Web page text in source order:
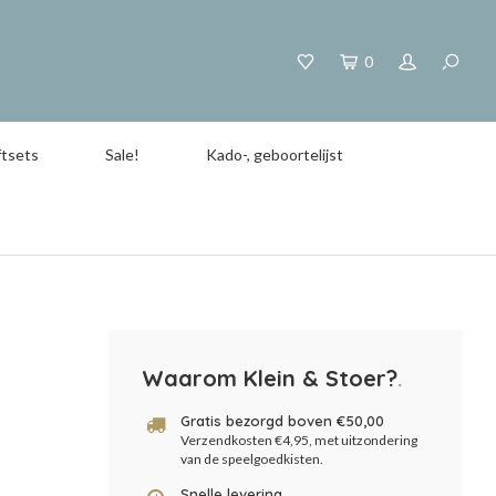
0
Sale! Kado-, geboortelijst
Waarom Klein & Stoer?.
Gratis bezorgd boven €50,00
Verzendkosten €4,95, met uitzondering
van de speelgoedkisten.